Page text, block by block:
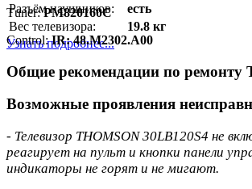
Разъём наушников:
есть
Вес телевизора:
19.8 кг
Узнать подробнее...
Тuner:PM820160C
Control:IR: 48.M2302.A00
Общие рекомендации по ремонту
Возможные проявления
- Телевизор THOMSON 30LB120S4 не
реагирует на пульт и кнопки панели
индикаторы не горят и не мигают.